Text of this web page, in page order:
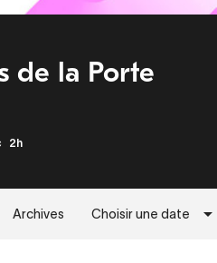
de la Porte
2h
Archives Choisir une date